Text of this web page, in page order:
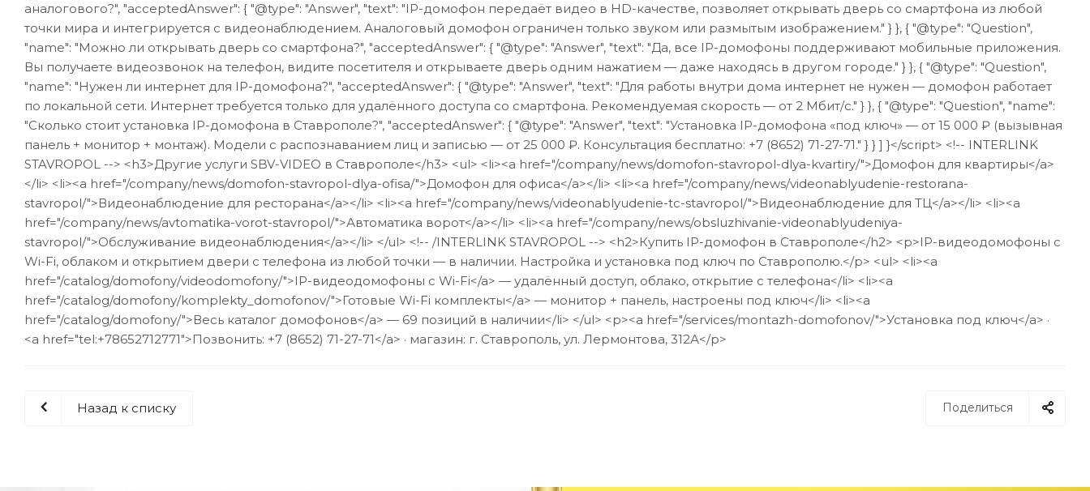
аналогового?", "acceptedAnswer": { "@type": "Answer", "text": "IP-домофон передаёт видео в HD-качестве, позволяет открывать дверь со смартфона из любой
точки мира и интегрируется с видеонаблюдением. Аналоговый домофон ограничен только звуком или размытым изображением." } }, { "@type": "Question",
"name": "Можно ли открывать дверь со смартфона?", "acceptedAnswer": { "@type": "Answer", "text": "Да, все IP-домофоны поддерживают мобильные приложения.
Вы получаете видеозвонок на телефон, видите посетителя и открываете дверь одним нажатием — даже находясь в другом городе." } }, { "@type": "Question",
"name": "Нужен ли интернет для IP-домофона?", "acceptedAnswer": { "@type": "Answer", "text": "Для работы внутри дома интернет не нужен — домофон работает
по локальной сети. Интернет требуется только для удалённого доступа со смартфона. Рекомендуемая скорость — от 2 Мбит/с." } }, { "@type": "Question", "name":
"Сколько стоит установка IP-домофона в Ставрополе?", "acceptedAnswer": { "@type": "Answer", "text": "Установка IP-домофона «под ключ» — от 15 000 ₽ (вызывная
панель + монитор + монтаж). Модели с распознаванием лиц и записью — от 25 000 ₽. Консультация бесплатно: +7 (8652) 71-27-71." } } ] }</script> <!-- INTERLINK
STAVROPOL --> <h3>Другие услуги SBV-VIDEO в Ставрополе</h3> <ul> <li><a href="/company/news/domofon-stavropol-dlya-kvartiry/">Домофон для квартиры</a>
</li> <li><a href="/company/news/domofon-stavropol-dlya-ofisa/">Домофон для офиса</a></li> <li><a href="/company/news/videonablyudenie-restorana-
stavropol/">Видеонаблюдение для ресторана</a></li> <li><a href="/company/news/videonablyudenie-tc-stavropol/">Видеонаблюдение для ТЦ</a></li> <li><a
href="/company/news/avtomatika-vorot-stavropol/">Автоматика ворот</a></li> <li><a href="/company/news/obsluzhivanie-videonablyudeniya-
stavropol/">Обслуживание видеонаблюдения</a></li> </ul> <!-- /INTERLINK STAVROPOL --> <h2>Купить IP-домофон в Ставрополе</h2> <p>IP-видеодомофоны с
Wi-Fi, облаком и открытием двери с телефона из любой точки — в наличии. Настройка и установка под ключ по Ставрополю.</p> <ul> <li><a
href="/catalog/domofony/videodomofony/">IP-видеодомофоны с Wi-Fi</a> — удалённый доступ, облако, открытие с телефона</li> <li><a
href="/catalog/domofony/komplekty_domofonov/">Готовые Wi-Fi комплекты</a> — монитор + панель, настроены под ключ</li> <li><a
href="/catalog/domofony/">Весь каталог домофонов</a> — 69 позиций в наличии</li> </ul> <p><a href="/services/montazh-domofonov/">Установка под ключ</a> ·
<a href="tel:+78652712771">Позвонить: +7 (8652) 71-27-71</a> · магазин: г. Ставрополь, ул. Лермонтова, 312А</p>
Поделиться
Назад к списку